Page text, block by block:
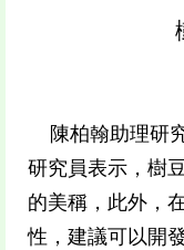
陳柏翰助理研
研究員表示，樹
的美稱，此外，
性，建議可以開